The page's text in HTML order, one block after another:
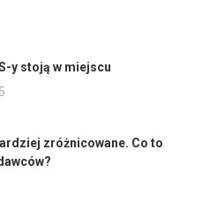
y stoją w miejscu
zróżnicowane. Co to